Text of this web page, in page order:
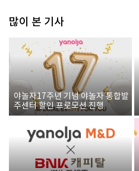
많이 본 기사
야놀자17주년 기념 야놀자 통합발
주센터 할인 프로모션 진행